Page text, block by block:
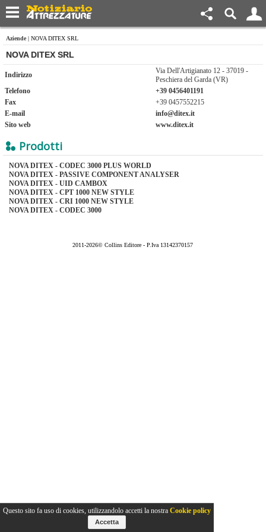
Aziende | NOVA DITEX SRL
NOVA DITEX SRL
Indirizzo
Via Dell'Artigianato 12 - 37019 -
Peschiera del Garda (VR)
Telefono
+39 0456401191
Fax
+39 0457552215
E-mail
info@ditex.it
Sito web
www.ditex.it
Prodotti
NOVA DITEX - CODEC 3000 PLUS WORLD
NOVA DITEX - PASSIVE COMPONENT ANALYSER
NOVA DITEX - UID CAMBOX
NOVA DITEX - CPT 1000 NEW STYLE
NOVA DITEX - CRI 1000 NEW STYLE
NOVA DITEX - CODEC 3000
2011-2026© Collins Editore - P.Iva 13142370157
Questo sito fa uso di cookies, utilizzandolo accetti la nostra Cookie policy
Accetta